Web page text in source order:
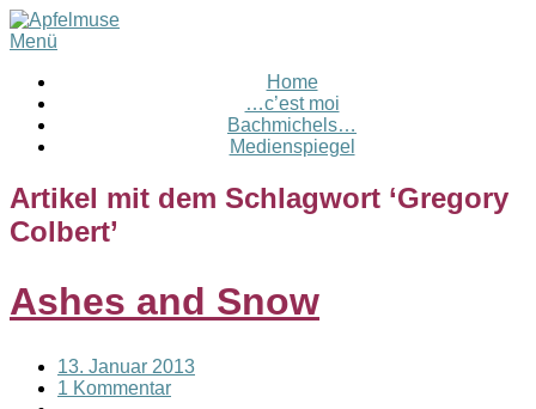
Menü
Home
…c’est moi
Bachmichels…
Medienspiegel
Artikel mit dem Schlagwort ‘Gregory
Colbert’
Ashes and Snow
13. Januar 2013
1 Kommentar